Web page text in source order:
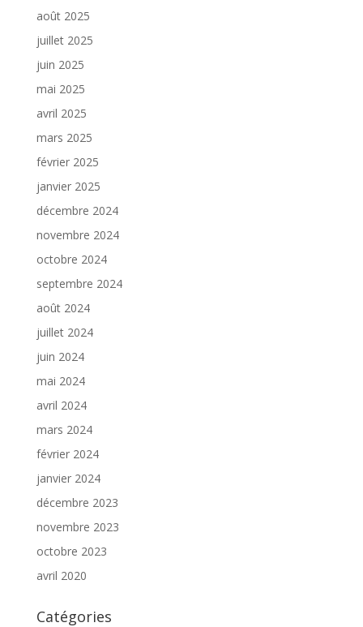
août 2025
juillet 2025
juin 2025
mai 2025
avril 2025
mars 2025
février 2025
janvier 2025
décembre 2024
novembre 2024
octobre 2024
septembre 2024
août 2024
juillet 2024
juin 2024
mai 2024
avril 2024
mars 2024
février 2024
janvier 2024
décembre 2023
novembre 2023
octobre 2023
avril 2020
Catégories